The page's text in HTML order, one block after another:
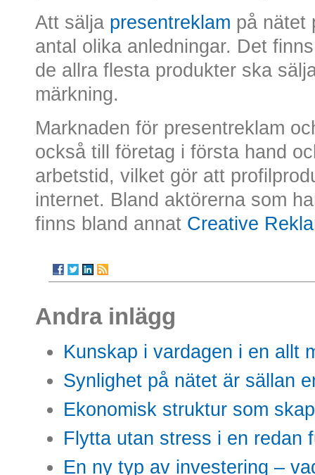
Att sälja presentreklam på nätet
antal olika anledningar. Det
de allra flesta produkter ska
märkning.
Marknaden för presentreklam
också till företag i första hand
arbetstid, vilket gör att
internet. Bland aktörerna som
finns bland annat Creative
Andra inlägg
Kunskap i vardagen i en allt
Synlighet på nätet är sällan
Ekonomisk struktur som
Flytta utan stress i en redan
En ny typ av investering –